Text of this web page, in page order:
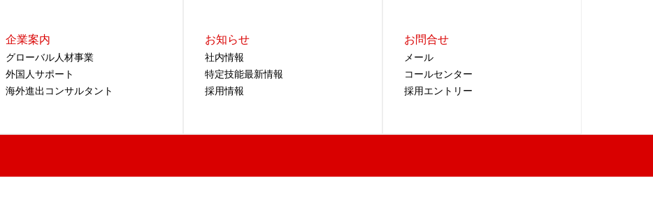
企業案内
グローバル人材事業
外国人サポート
海外進出コンサルタント
お知らせ
社内情報
特定技能最新情報
採用情報
お問合せ
メール
コールセンター
採用エントリー